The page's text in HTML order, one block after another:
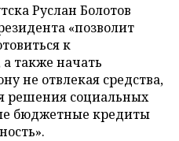
Руслан Болотов
«позволит
к
также начать
не отвлекая средства,
решения социальных
бюджетные кредиты